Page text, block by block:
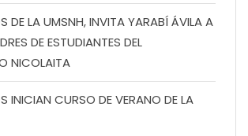
DE LA UMSNH, INVITA YARABÍ ÁVILA A
DE ESTUDIANTES DEL
NICOLAITA
INICIAN CURSO DE VERANO DE LA